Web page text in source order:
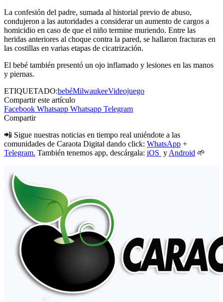
La confesión del padre, sumada al historial previo de abuso,
condujeron a las autoridades a considerar un aumento de cargos a
homicidio en caso de que el niño termine muriendo. Entre las
heridas anteriores al choque contra la pared, se hallaron fracturas en
las costillas en varias etapas de cicatrización.
El bebé también presentó un ojo inflamado y lesiones en las manos
y piernas.
ETIQUETADO:bebéMilwaukeeVideojuego
Compartir este artículo
Facebook Whatsapp Whatsapp Telegram
Compartir
📲 Sigue nuestras noticias en tiempo real uniéndote a las
comunidades de Caraota Digital dando click: WhatsApp +
Telegram. También tenemos app, descárgala: iOS y Android 🌱